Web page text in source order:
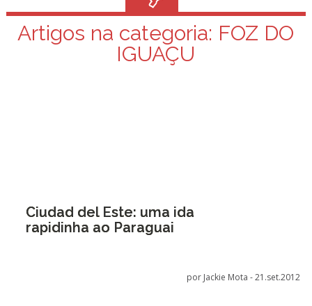
Artigos na categoria: FOZ DO
IGUAÇU
Ciudad del Este: uma ida
rapidinha ao Paraguai
por Jackie Mota -21.set.2012